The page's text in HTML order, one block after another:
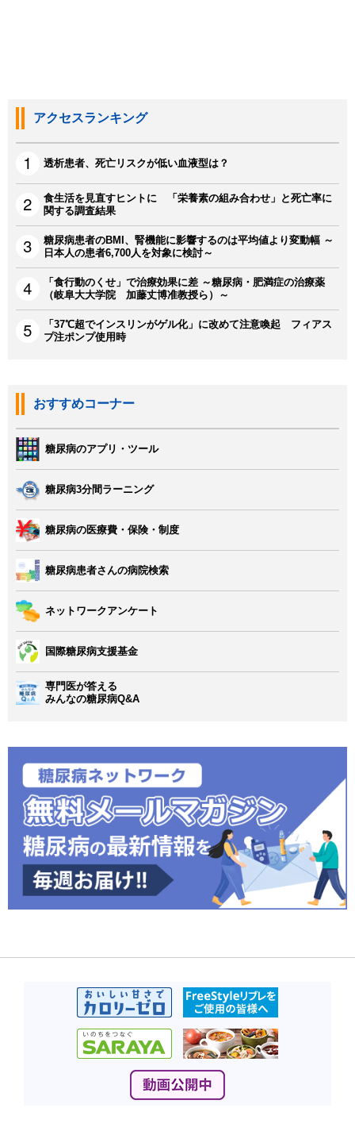
アクセスランキング
透析患者、死亡リスクが低い血液型は？
食生活を見直すヒントに 「栄養素の組み合わせ」と死亡率に
関する調査結果
糖尿病患者のBMI、腎機能に影響するのは平均値より変動幅 ～
日本人の患者6,700人を対象に検討～
「食行動のくせ」で治療効果に差 ～糖尿病・肥満症の治療薬
（岐阜大大学院 加藤丈博准教授ら）～
「37℃超でインスリンがゲル化」に改めて注意喚起 フィアス
プ注ポンプ使用時
おすすめコーナー
糖尿病のアプリ・ツール
糖尿病3分間ラーニング
糖尿病の医療費・保険・制度
糖尿病患者さんの病院検索
ネットワークアンケート
国際糖尿病支援基金
専門医が答える
みんなの糖尿病Q&A